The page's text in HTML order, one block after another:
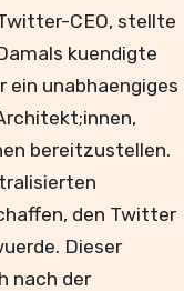
CEO, stellte
kuendigte
unabhaengiges
bereitzustellen.
den Twitter
Dieser
nach der